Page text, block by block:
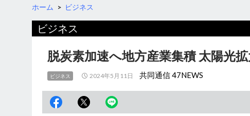
ホーム > ビジネス
ビジネス
脱炭素加速へ地方産業集積 太陽光
ビジネス 2024年5月11日 共同通信 47NEWS